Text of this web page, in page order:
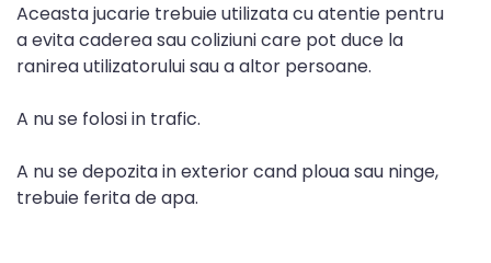
Aceasta jucarie trebuie utilizata cu atentie pentru
a evita caderea sau coliziuni care pot duce la
ranirea utilizatorului sau a altor persoane.
A nu se folosi in trafic.
A nu se depozita in exterior cand ploua sau ninge,
trebuie ferita de apa.